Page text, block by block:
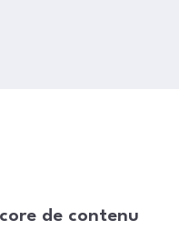
de contenu